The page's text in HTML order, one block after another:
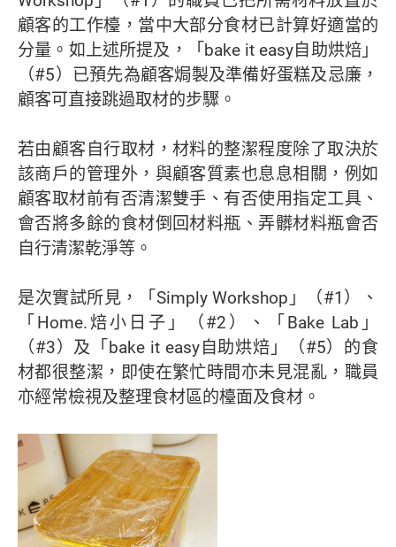
顧客的工作檯，當中大部分食材已計算好適當的
分量。如上述所提及，「bake it easy自助烘焙」
（#5）已預先為顧客焗製及準備好蛋糕及忌廉，
顧客可直接跳過取材的步驟。
若由顧客自行取材，材料的整潔程度除了取決於
該商戶的管理外，與顧客質素也息息相關，例如
顧客取材前有否清潔雙手、有否使用指定工具、
會否將多餘的食材倒回材料瓶、弄髒材料瓶會否
自行清潔乾淨等。
是次實試所見，「Simply Workshop」（#1）、
「Home.焙小日子」（#2）、「Bake Lab」
（#3）及「bake it easy自助烘焙」（#5）的食
材都很整潔，即使在繁忙時間亦未見混亂，職員
亦經常檢視及整理食材區的檯面及食材。